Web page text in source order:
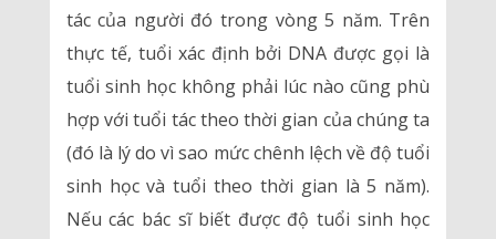
tác của người đó trong vòng 5 năm. Trên
thực tế, tuổi xác định bởi DNA được gọi là
tuổi sinh học không phải lúc nào cũng phù
hợp với tuổi tác theo thời gian của chúng ta
(đó là lý do vì sao mức chênh lệch về độ tuổi
sinh học và tuổi theo thời gian là 5 năm).
Nếu các bác sĩ biết được độ tuổi sinh học